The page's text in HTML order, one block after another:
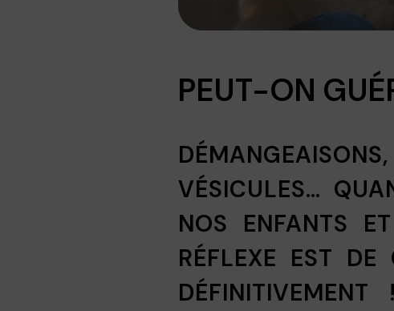
PEUT-ON
VÉSICULES…
NOS ENFANTS
RÉFLEXE EST DE